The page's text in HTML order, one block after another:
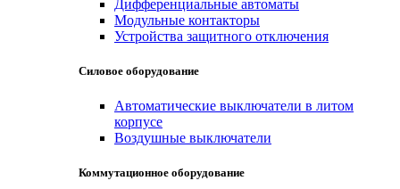
Дифференциальные автоматы
Модульные контакторы
Устройства защитного отключения
Силовое оборудование
Автоматические выключатели в литом
корпусе
Воздушные выключатели
Коммутационное оборудование